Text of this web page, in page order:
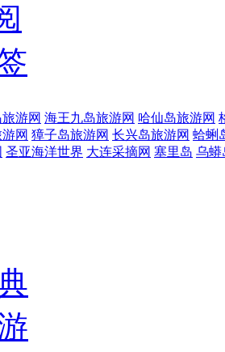
游网 海王九岛旅游网 哈仙岛旅游网
网 獐子岛旅游网 长兴岛旅游网 蛤蜊
圣亚海洋世界 大连采摘网 塞里岛 乌蟒